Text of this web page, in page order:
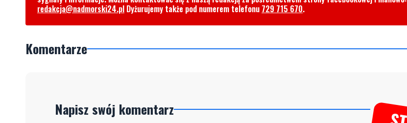
redakcja@nadmorski24.pl Dyżurujemy także pod numerem telefonu 729 715 670.
Komentarze
Napisz swój komentarz